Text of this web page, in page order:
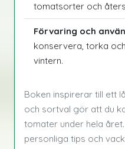
tomatsorter och
Förvaring och
konservera, torka
vintern.
Boken inspirerar till ett
och sortval gör att du
tomater under hela
personliga tips och